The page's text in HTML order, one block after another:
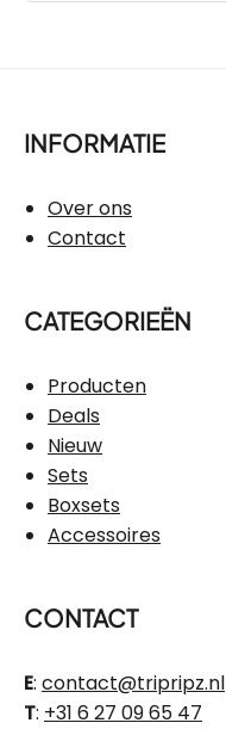
INFORMATIE
Over ons
Contact
CATEGORIEËN
Producten
Deals
Nieuw
Sets
Boxsets
Accessoires
CONTACT
E: contact@tripripz.nl
T: +31 6 27 09 65 47